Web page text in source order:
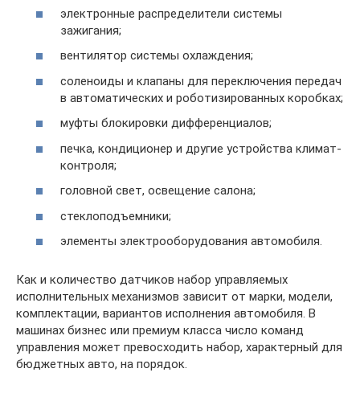
электронные распределители системы
зажигания;
вентилятор системы охлаждения;
соленоиды и клапаны для переключения передач
в автоматических и роботизированных коробках;
муфты блокировки дифференциалов;
печка, кондиционер и другие устройства климат-
контроля;
головной свет, освещение салона;
стеклоподъемники;
элементы электрооборудования автомобиля.
Как и количество датчиков набор управляемых
исполнительных механизмов зависит от марки, модели,
комплектации, вариантов исполнения автомобиля. В
машинах бизнес или премиум класса число команд
управления может превосходить набор, характерный для
бюджетных авто, на порядок.